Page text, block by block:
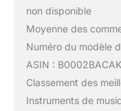
non disponible
Moyenne des
Numéro du modèle
ASIN : B0002BACAK
Classement des
Instruments de